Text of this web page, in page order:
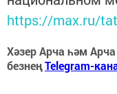
https://max.ru/
Хәзер Арча һәм
безнеңTelegram-